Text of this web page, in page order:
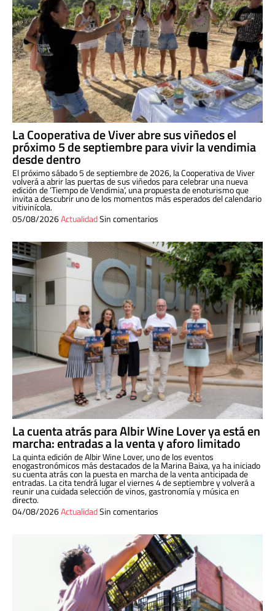
La Cooperativa de Viver abre sus viñedos el
próximo 5 de septiembre para vivir la vendimia
desde dentro
El próximo sábado 5 de septiembre de 2026, la Cooperativa de Viver
volverá a abrir las puertas de sus viñedos para celebrar una nueva
edición de ‘Tiempo de Vendimia’, una propuesta de enoturismo que
invita a descubrir uno de los momentos más esperados del calendario
vitivinícola.
05/08/2026ActualidadSin comentarios
La cuenta atrás para Albir Wine Lover ya está en
marcha: entradas a la venta y aforo limitado
La quinta edición de Albir Wine Lover, uno de los eventos
enogastronómicos más destacados de la Marina Baixa, ya ha iniciado
su cuenta atrás con la puesta en marcha de la venta anticipada de
entradas. La cita tendrá lugar el viernes 4 de septiembre y volverá a
reunir una cuidada selección de vinos, gastronomía y música en
directo.
04/08/2026ActualidadSin comentarios